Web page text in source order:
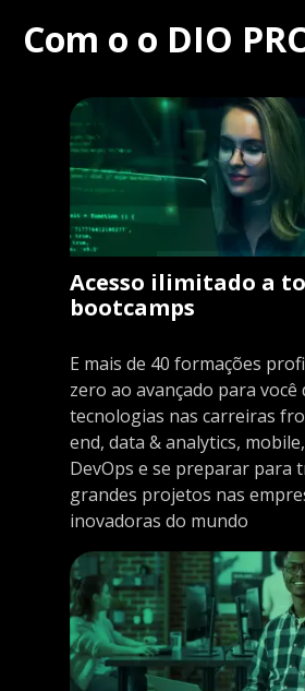
Com o o DIO
Acesso ilimitado a
bootcamps
E mais de 40 formações
zero ao avançado para você
tecnologias nas carreiras
end, data & analytics,
DevOps e se preparar para
grandes projetos nas
inovadoras do mundo